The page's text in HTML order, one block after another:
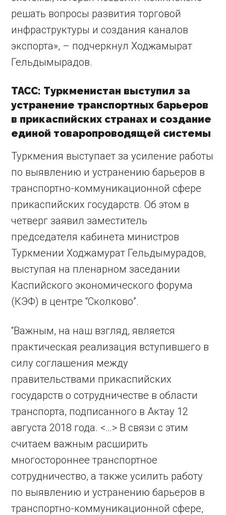
решать вопросы развития торговой
инфраструктуры и создания каналов
экспорта», – подчеркнул Ходжамырат
Гельдымырадов.
ТАСС: Туркменистан выступил за
устранение транспортных барьеров
в прикаспийских странах и создание
единой товаропроводящей системы
Туркмения выступает за усиление работы
по выявлению и устранению барьеров в
транспортно-коммуникационной сфере
прикаспийских государств. Об этом в
четверг заявил заместитель
председателя кабинета министров
Туркмении Ходжамурат Гельдымурадов,
выступая на пленарном заседании
Каспийского экономического форума
(КЭФ) в центре “Сколково”.
“Важным, на наш взгляд, является
практическая реализация вступившего в
силу соглашения между
правительствами прикаспийских
государств о сотрудничестве в области
транспорта, подписанного в Актау 12
августа 2018 года. <…> В связи с этим
считаем важным расширить
многостороннее транспортное
сотрудничество, а также усилить работу
по выявлению и устранению барьеров в
транспортно-коммуникационной сфере,